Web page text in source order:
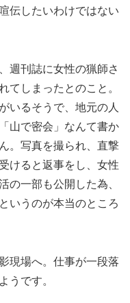
伝したいわけではない
週刊誌に女性の猟師さ
てしまったとのこと。
いるそうで、地元の人
山で密会」なんて書か
。写真を撮られ、直撃
けると返事をし、女性
の一部も公開した為、
いうのが本当のところ
現場へ。仕事が一段落
うです。